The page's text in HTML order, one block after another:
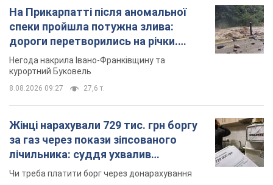
На Прикарпатті після аномальної
спеки пройшла потужна злива:
дороги перетворились на річки.
Відео
Негода накрила Івано-Франківщину та
курортний Буковель
8.08.2026 09:27 27,6 т.
Жінці нарахували 729 тис. грн боргу
за газ через покази зіпсованого
лічильника: суддя ухвалив
неочікуване рішення
Чи треба платити борг через донарахування